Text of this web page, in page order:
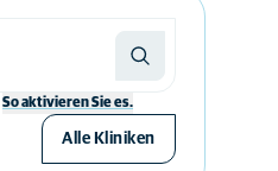
So aktivieren Sie es.
Alle Kliniken